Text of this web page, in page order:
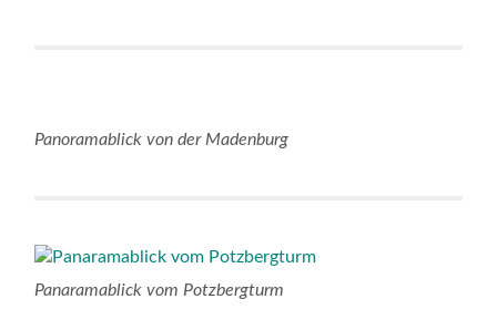
Panoramablick von der Madenburg
Panaramablick vom Potzbergturm